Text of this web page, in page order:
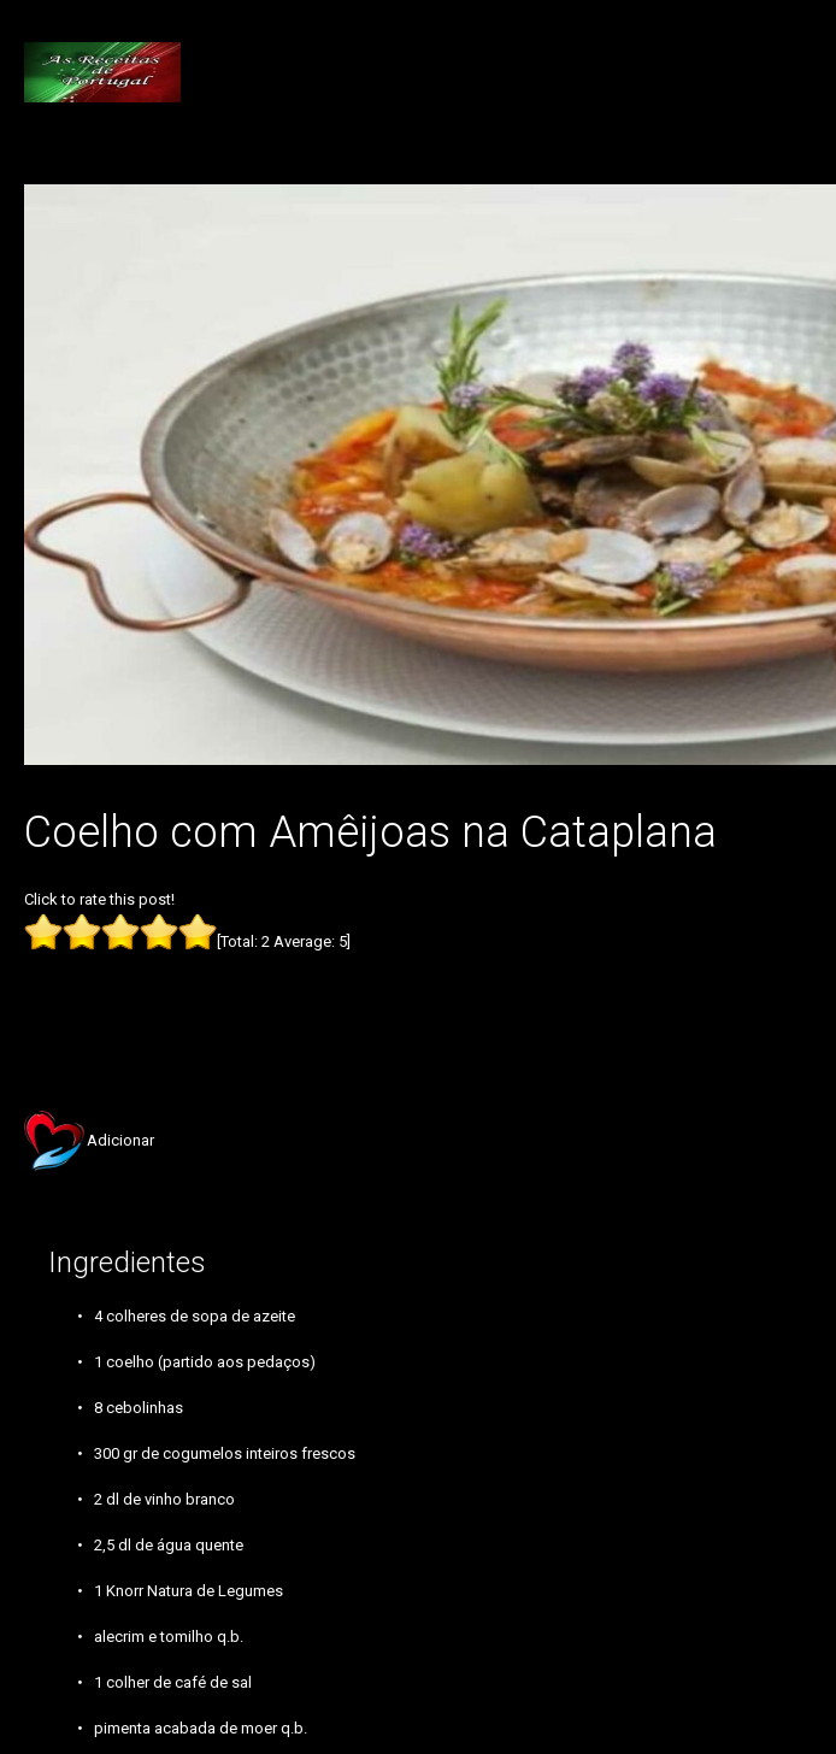
Coelho com Amêijoas na Cataplana
Click to rate this post!
[Total: 2 Average: 5
Adicionar
Ingredientes
4 colheres de sopa de azeite
1 coelho (partido aos pedaços)
8 cebolinhas
300 gr de cogumelos inteiros frescos
2 dl de vinho branco
2,5 dl de água quente
1 Knorr Natura de Legumes
alecrim e tomilho q.b.
1 colher de café de sal
pimenta acabada de moer q.b.